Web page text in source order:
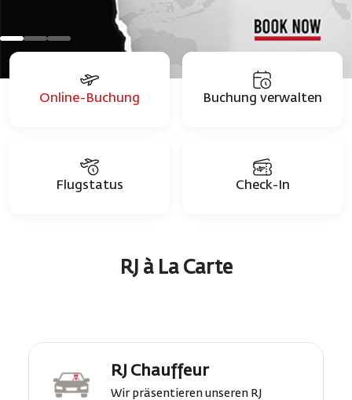
Online-Buchung Buchung verwalten
Flugstatus Check-In
RJ à La Carte
RJ Chauffeur
Wir präsentieren unseren RJ